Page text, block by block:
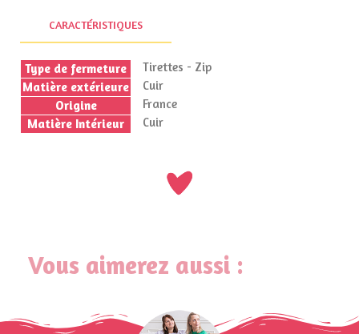
CARACTÉRISTIQUES
Type de fermeture
Tirettes - Zip
Matière extérieure
Cuir
Origine
France
Matière Intérieur
Cuir
Vous aimerez aussi :